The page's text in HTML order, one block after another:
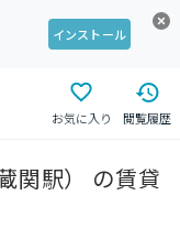
インストール
お気に入り 閲覧履歴
関駅） の賃貸